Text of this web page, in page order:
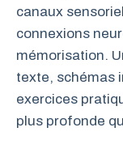
canaux
connexions
mémorisation.
texte, schémas
exercices
plus profonde